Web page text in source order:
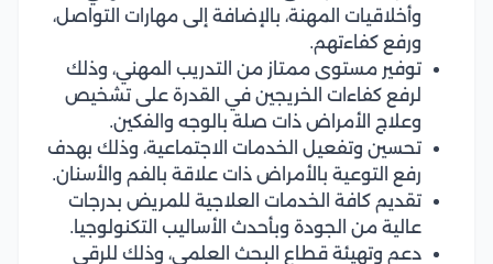
وأخلاقيات المهنة، بالإضافة إلى مهارات التواصل،
ورفع كفاءتهم.
توفير مستوى ممتاز من التدريب المهني، وذلك
لرفع كفاءات الخريجين في القدرة على تشخيص
وعلاج الأمراض ذات صلة بالوجه والفكين.
تحسين وتفعيل الخدمات الاجتماعية، وذلك بهدف
رفع التوعية بالأمراض ذات علاقة بالفم والأسنان.
تقديم كافة الخدمات العلاجية للمريض بدرجات
عالية من الجودة وبأحدث الأساليب التكنولوجيا.
دعم وتهيئة قطاع البحث العلمي، وذلك للرقي